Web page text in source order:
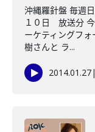
沖縄羅針盤 毎週
１０日 放送分
ーケティングフ
樹さんと ラ...
2014.01.27|